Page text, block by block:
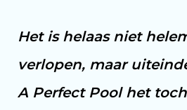
Het is helaas niet
verlopen, maar
A Perfect Pool het